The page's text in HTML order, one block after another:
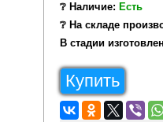
❔ Наличие: Есть
❔ На складе
В стадии
Купить